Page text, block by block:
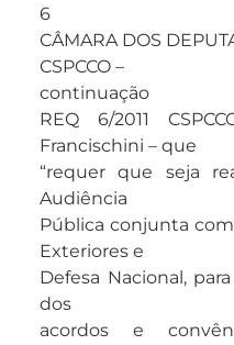
6
CÂMARA DOS
CSPCCO –
continuação
REQ 6/2011
Francischini – que
“requer que seja
Audiência
Pública conjunta
Exteriores e
Defesa Nacional,
dos
acordos e